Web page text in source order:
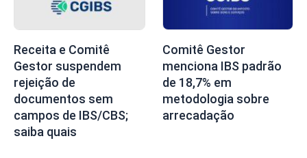
Receita e Comitê
Gestor suspendem
rejeição de
documentos sem
campos de IBS/CBS;
saiba quais
Comitê Gestor
menciona IBS padrão
de 18,7% em
metodologia sobre
arrecadação